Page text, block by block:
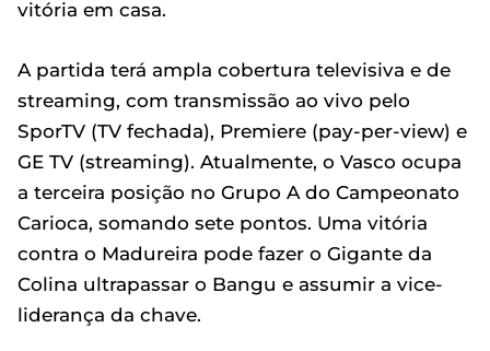
vitória em casa.
A partida terá ampla cobertura televisiva e de
streaming, com transmissão ao vivo pelo
SporTV (TV fechada), Premiere (pay-per-view) e
GE TV (streaming). Atualmente, o Vasco ocupa
a terceira posição no Grupo A do Campeonato
Carioca, somando sete pontos. Uma vitória
contra o Madureira pode fazer o Gigante da
Colina ultrapassar o Bangu e assumir a vice-
liderança da chave.